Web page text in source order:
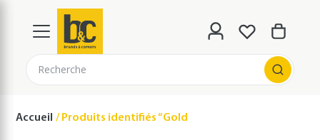
Recherche
Accueil Produits identifiés “Golden Bright”